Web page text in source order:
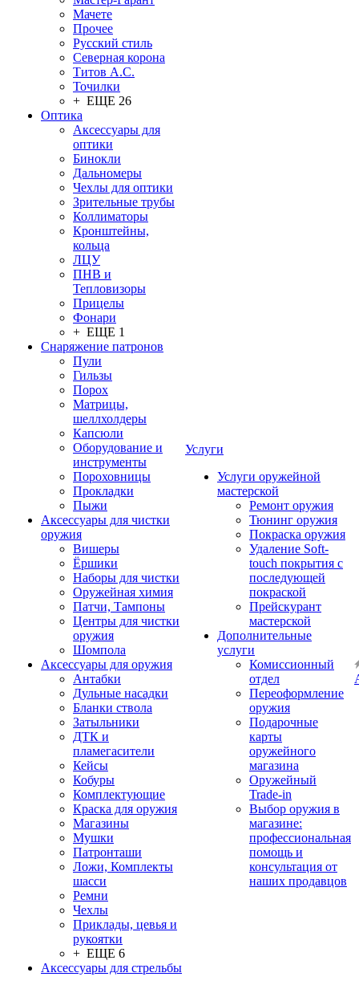
Мачете
Прочее
Русский стиль
Северная корона
Титов А.С.
Точилки
+ ЕЩЕ 26
Оптика
Аксессуары для
оптики
Бинокли
Дальномеры
Чехлы для оптики
Зрительные трубы
Коллиматоры
Кронштейны,
кольца
ЛЦУ
ПНВ и
Тепловизоры
Прицелы
Фонари
+ ЕЩЕ 1
Снаряжение патронов
Пули
Гильзы
Порох
Матрицы,
шеллхолдеры
Капсюли
Оборудование и
инструменты
Пороховницы
Прокладки
Пыжи
Аксессуары для чистки
оружия
Вишеры
Ёршики
Наборы для чистки
Оружейная химия
Патчи, Тампоны
Центры для чистки
оружия
Шомпола
Аксессуары для оружия
Антабки
Дульные насадки
Бланки ствола
Затыльники
ДТК и
пламегасители
Кейсы
Кобуры
Комплектующие
Краска для оружия
Магазины
Мушки
Патронташи
Ложи, Комплекты
шасси
Ремни
Чехлы
Приклады, цевья и
рукоятки
+ ЕЩЕ 6
Аксессуары для стрельбы
Услуги
Услуги оружейной
мастерской
Ремонт оружия
Тюнинг оружия
Покраска оружия
Удаление Soft-
touch покрытия с
последующей
покраской
Прейскурант
мастерской
Дополнительные
услуги
Комиссионный
отдел
Переоформление
оружия
Подарочные
карты
оружейного
магазина
Оружейный
Trade-in
Выбор оружия в
магазине:
профессиональная
помощь и
консультация от
наших продавцов